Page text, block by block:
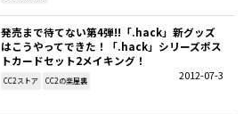
SITEMAP
EN
発売まで待てない第4弾!!「.hack」新グッズ
はこうやってできた！「.hack」シリーズポス
トカードセット2メイキング！
2012-07-3
CC2ストア CC2の楽屋裏